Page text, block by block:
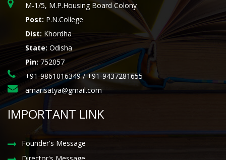
M-1/5, M.P.Housing Board Colony
Post: P.N.College
Dist: Khordha
State: Odisha
Pin:752057
+91-9861016349 / +91-9437281655
amarisatya@gmail.com
IMPORTANT LINK
Founder's Message